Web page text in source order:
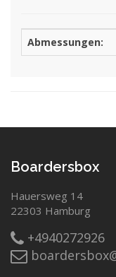
Abmessungen:
Boardersbox
Hauersweg 14
22303 Hamburg
+4940272926